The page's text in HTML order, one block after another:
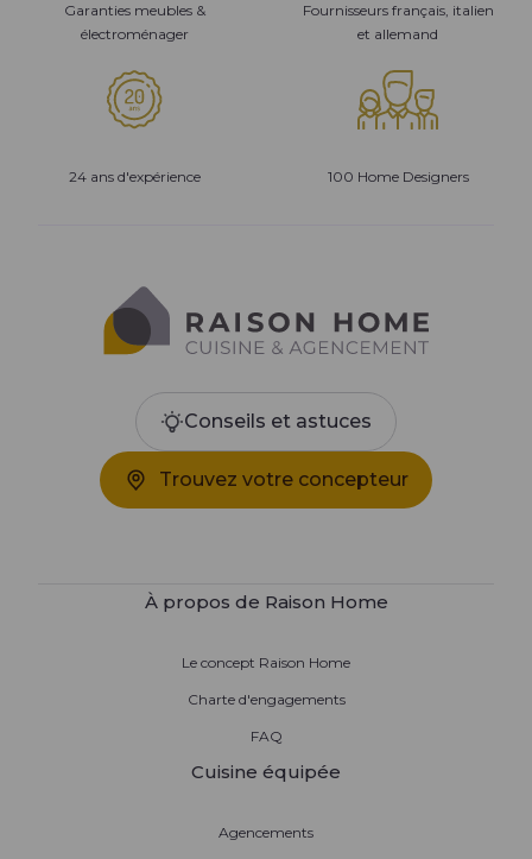
Garanties meubles &
électroménager
Fournisseurs français, italien
et allemand
24 ans d'expérience 100 Home Designers
Conseils et astuces
Trouvez votre concepteur
À propos de Raison Home
Le concept Raison Home
Charte d'engagements
FAQ
Cuisine équipée
Agencements